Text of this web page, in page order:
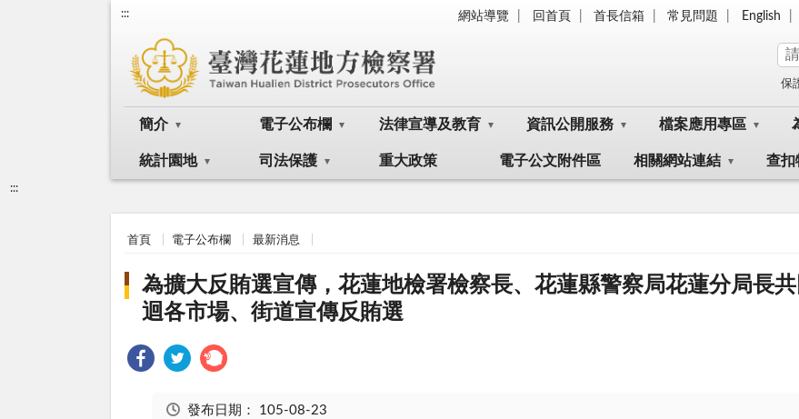
::: 網站導覽 回首頁 首長信箱 常見問題 English
保
簡介 電子公布欄 法律宣導及教育 資訊公開服務 檔案應用專區
統計園地 司法保護 重大政策 電子公文附件區 相關網站連結 查扣
:::
首頁 電子公布欄 最新消息
為擴大反賄選宣傳，花蓮地檢署檢察長、花蓮縣警察局花蓮分局長
迴各市場、街道宣傳反賄選
發布日期： 105-08-23